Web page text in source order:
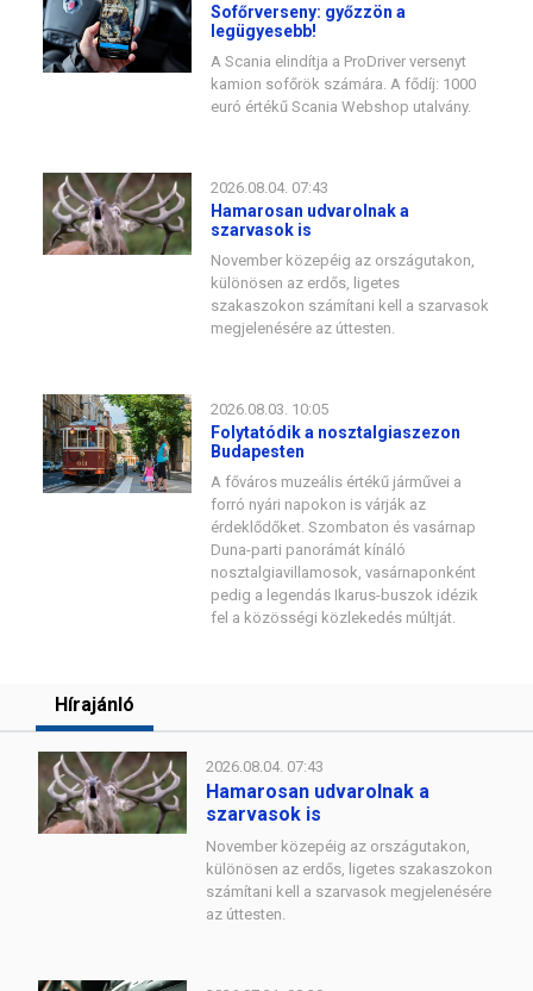
Sofőrverseny: győzzön a
legügyesebb!
A Scania elindítja a ProDriver versenyt
kamion sofőrök számára. A fődíj: 1000
euró értékű Scania Webshop utalvány.
2026.08.04. 07:43
Hamarosan udvarolnak a
szarvasok is
November közepéig az országutakon,
különösen az erdős, ligetes
szakaszokon számítani kell a szarvasok
megjelenésére az úttesten.
2026.08.03. 10:05
Folytatódik a nosztalgiaszezon
Budapesten
A főváros muzeális értékű járművei a
forró nyári napokon is várják az
érdeklődőket. Szombaton és vasárnap
Duna-parti panorámát kínáló
nosztalgiavillamosok, vasárnaponként
pedig a legendás Ikarus-buszok idézik
fel a közösségi közlekedés múltját.
Hírajánló
2026.08.04. 07:43
Hamarosan udvarolnak a
szarvasok is
November közepéig az országutakon,
különösen az erdős, ligetes szakaszokon
számítani kell a szarvasok megjelenésére
az úttesten.